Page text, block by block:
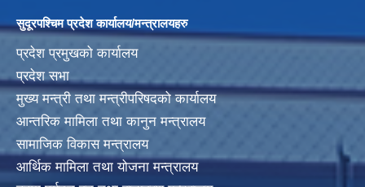
सुदूरपश्चिम प्रदेश कार्यालय/मन्त्रालयहरु
प्रदेश प्रमुखको कार्यालय
प्रदेश सभा
मुख्य मन्त्री तथा मन्त्रीपरिषदको कार्यालय
आन्तरिक मामिला तथा कानुन मन्त्रालय
सामाजिक विकास मन्त्रालय
आर्थिक मामिला तथा योजना मन्त्रालय